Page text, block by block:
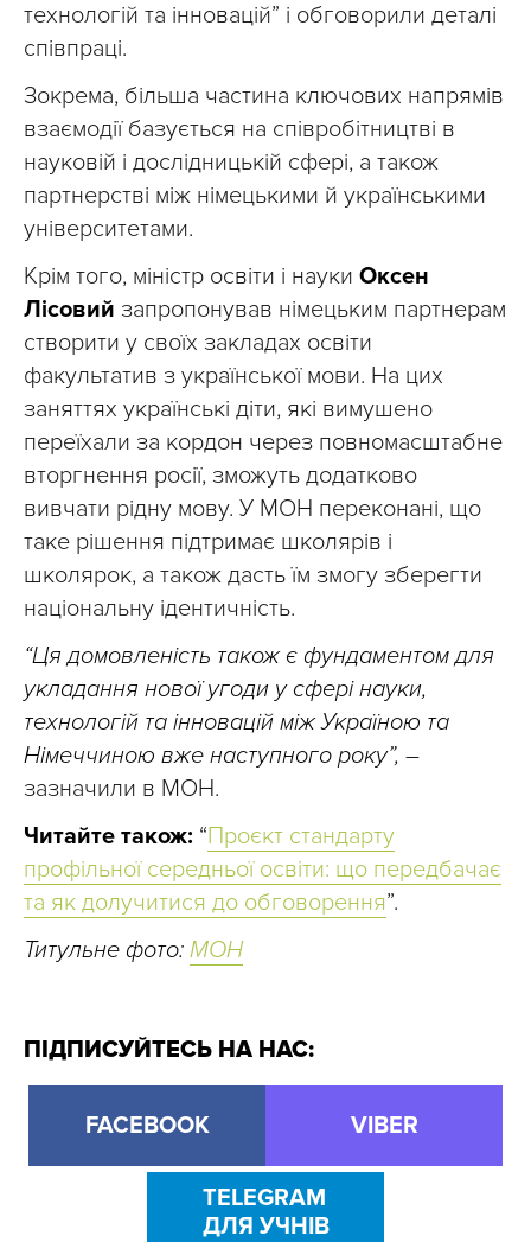
технологій та інновацій” і обговорили деталі
співпраці.
Зокрема, більша частина ключових напрямів
взаємодії базується на співробітництві в
науковій і дослідницькій сфері, а також
партнерстві між німецькими й українськими
університетами.
Крім того, міністр освіти і науки Оксен
Лісовий запропонував німецьким партнерам
створити у своїх закладах освіти
факультатив з української мови. На цих
заняттях українські діти, які вимушено
переїхали за кордон через повномасштабне
вторгнення росії, зможуть додатково
вивчати рідну мову. У МОН переконані, що
таке рішення підтримає школярів і
школярок, а також дасть їм змогу зберегти
національну ідентичність.
“Ця домовленість також є фундаментом для
укладання нової угоди у сфері науки,
технологій та інновацій між Україною та
Німеччиною вже наступного року”, –
зазначили в МОН.
Читайте також: “Проєкт стандарту
профільної середньої освіти: що передбачає
та як долучитися до обговорення”.
Титульне фото: МОН
ПІДПИСУЙТЕСЬ НА НАС:
FACEBOOK VIBER
TELEGRAM
ДЛЯ УЧНІВ